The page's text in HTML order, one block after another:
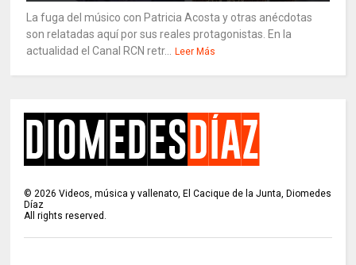
La fuga del músico con Patricia Acosta y otras anécdotas
son relatadas aquí por sus reales protagonistas. En la
actualidad el Canal RCN retr...
Leer Más
© 2026 Videos, música y vallenato, El Cacique de la Junta, Diomedes
Díaz
All rights reserved.